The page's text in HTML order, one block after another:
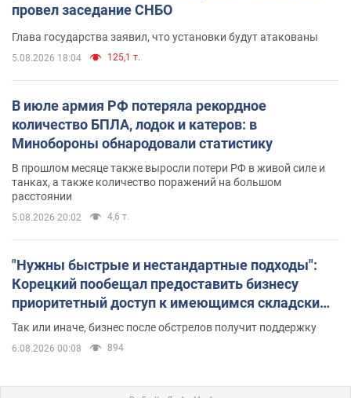
провел заседание СНБО
Глава государства заявил, что установки будут атакованы
5.08.2026 18:04 125,1 т.
В июле армия РФ потеряла рекордное
количество БПЛА, лодок и катеров: в
Минобороны обнародовали статистику
В прошлом месяце также выросли потери РФ в живой силе и
танках, а также количество поражений на большом
расстоянии
5.08.2026 20:02 4,6 т.
"Нужны быстрые и нестандартные подходы":
Корецкий пообещал предоставить бизнесу
приоритетный доступ к имеющимся складским
помещениям
Так или иначе, бизнес после обстрелов получит поддержку
6.08.2026 00:08 894